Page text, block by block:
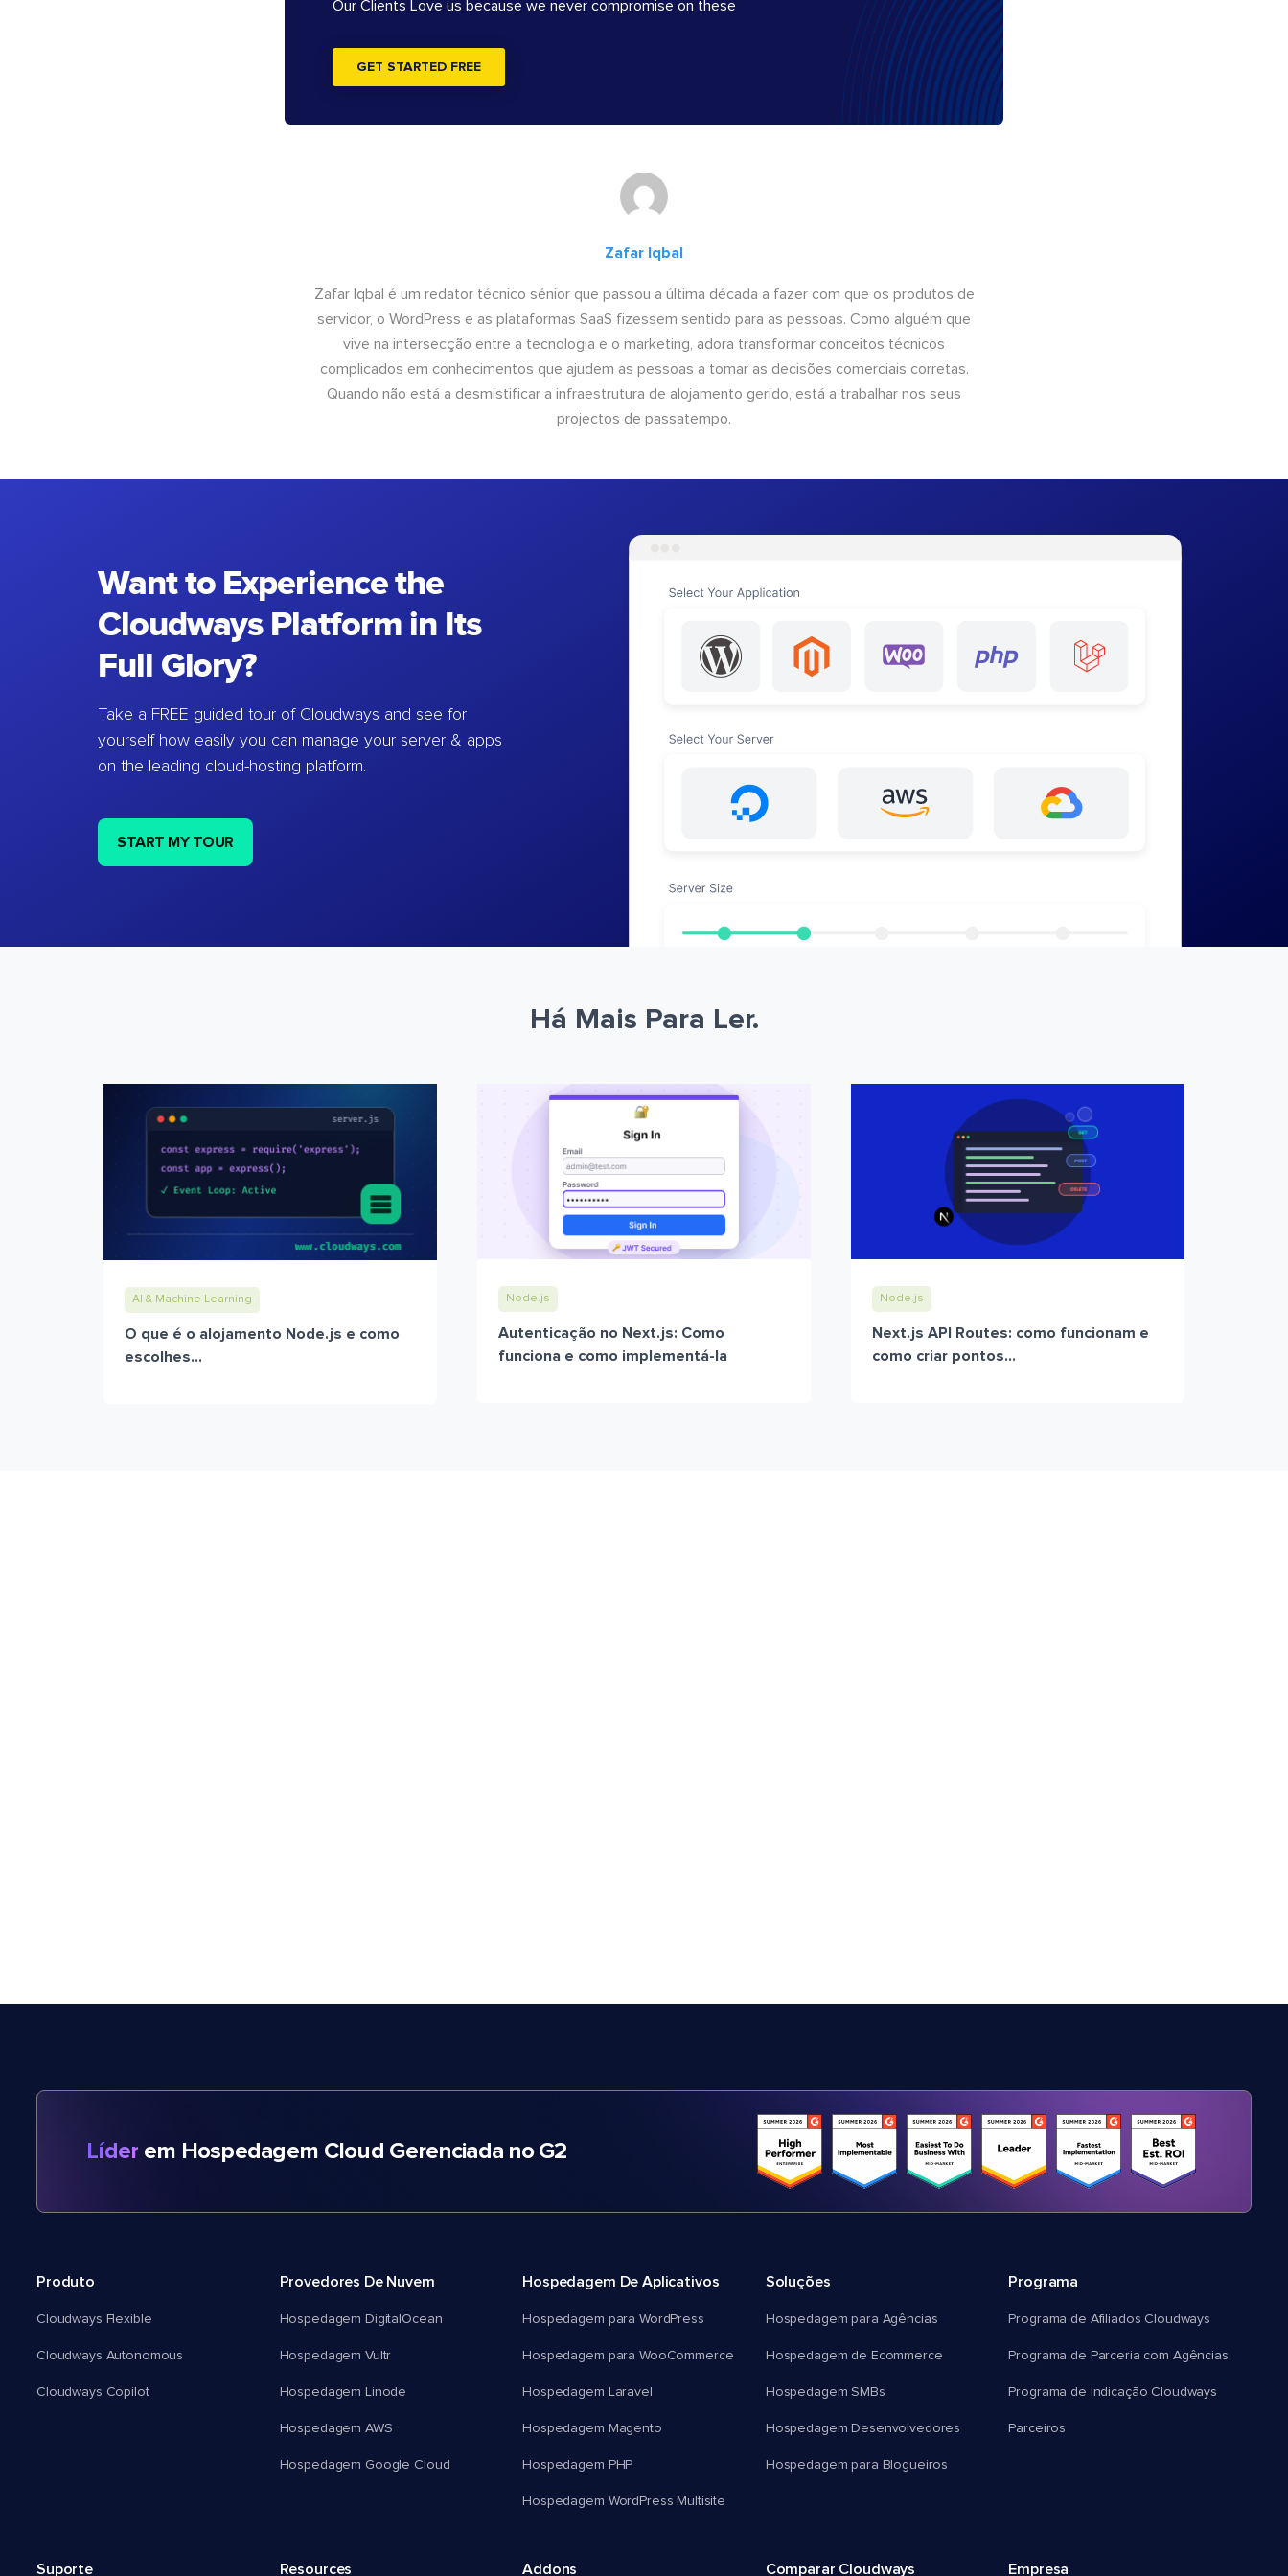
Our Clients Love us because we never compromise on these
GET STARTED FREE
Zafar Iqbal
Zafar Iqbal é um redator técnico sénior que passou a última década a fazer com que os produtos de
servidor, o WordPress e as plataformas SaaS fizessem sentido para as pessoas. Como alguém que
vive na intersecção entre a tecnologia e o marketing, adora transformar conceitos técnicos
complicados em conhecimentos que ajudem as pessoas a tomar as decisões comerciais corretas.
Quando não está a desmistificar a infraestrutura de alojamento gerido, está a trabalhar nos seus
projectos de passatempo.
Want to Experience the
Cloudways Platform in Its
Full Glory?
Take a FREE guided tour of Cloudways and see for
yourself how easily you can manage your server & apps
on the leading cloud-hosting platform.
START MY TOUR
Há Mais Para Ler.
AI & Machine Learning
O que é o alojamento Node.js e como
escolhes...
Node.js
Autenticação no Next.js: Como
funciona e como implementá-la
Node.js
Next.js API Routes: como funcionam e
como criar pontos...
Líder em Hospedagem Cloud Gerenciada no G2
Produto
Cloudways Flexible
Cloudways Autonomous
Cloudways Copilot
Provedores De Nuvem
Hospedagem DigitalOcean
Hospedagem Vultr
Hospedagem Linode
Hospedagem AWS
Hospedagem Google Cloud
Hospedagem De Aplicativos
Hospedagem para WordPress
Hospedagem para WooCommerce
Hospedagem Laravel
Hospedagem Magento
Hospedagem PHP
Hospedagem WordPress Multisite
Soluções
Hospedagem para Agências
Hospedagem de Ecommerce
Hospedagem SMBs
Hospedagem Desenvolvedores
Hospedagem para Blogueiros
Programa
Programa de Afiliados Cloudways
Programa de Parceria com Agências
Programa de Indicação Cloudways
Parceiros
Suporte Resources Addons Comparar Cloudways Empresa